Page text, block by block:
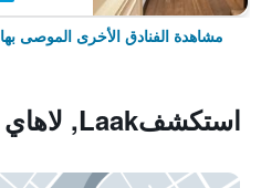
مشاهدة الفنادق الأخرى الموصى بها
استكشفLaak, لاهاي